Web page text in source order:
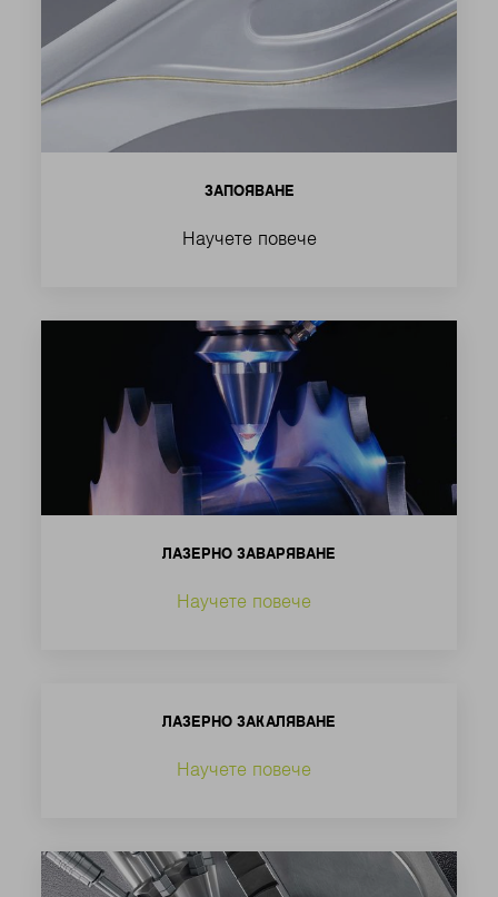
ЗАПОЯВАНЕ
Научете повече
ЛАЗЕРНО ЗАВАРЯВАНЕ
Научете повече
ЛАЗЕРНО ЗАКАЛЯВАНЕ
Научете повече